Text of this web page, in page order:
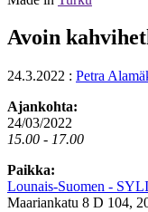
Avoin
24.3.2022 : Petra
Ajankohta:
24/03/2022
15.00 - 17.00
Paikka:
Lounais-Suomen -
Maariankatu 8 D 104,